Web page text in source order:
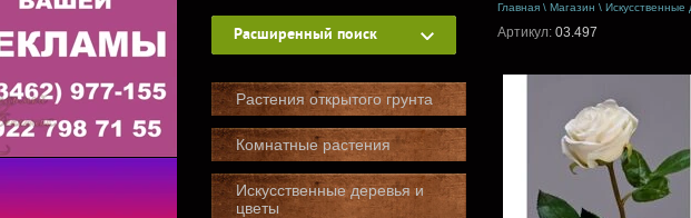
Главная \ Магазин \ Искусственные
Артикул: 03.497
Расширенный поиск
Растения открытого грунта
Комнатные растения
Искусственные деревья и
цветы